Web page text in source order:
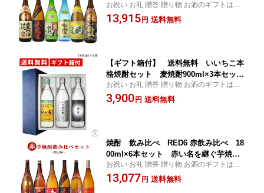
（北海道・沖縄＋890円） 贈り物 ギフ
ト プレゼント お中元 夏ギフト 暑中見
お祝い お礼 贈答 贈り物 お酒のギフトはお
任せ下さい
13,915 円 送料無料
【ギフト箱付】 送料無料 いいちこ本
格焼酎セット 麦焼酎900ml×3本セット
（いいちこ 日田全麹 西の星）（北海
道・沖縄＋890円） 贈り物 ギフト プ
お祝い お礼 贈答 贈り物 お酒のギフトはお
任せ下さい
3,900 円 送料無料
焼酎 飲み比べ RED6 赤飲み比べ 18
00ml×6本セット 赤い名を継ぐ芋焼酎
編 送料無料(北海道沖縄+890円) 贈り物
ギフト プレゼント お中元 夏ギフト 暑
お祝い お礼 贈答 贈り物 お酒のギフトはお
任せ下さい
13,077 円 送料無料